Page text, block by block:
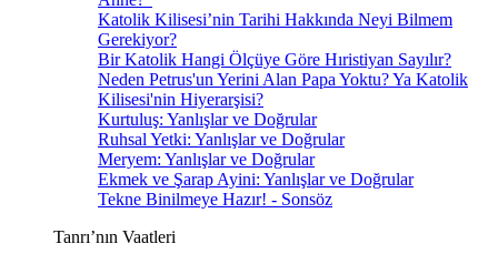
Katolik Kilisesi’nin Tarihi Hakkında Neyi Bilmem
Gerekiyor?
Bir Katolik Hangi Ölçüye Göre Hıristiyan Sayılır?
Neden Petrus'un Yerini Alan Papa Yoktu? Ya Katolik
Kilisesi'nin Hiyerarşisi?
Kurtuluş: Yanlışlar ve Doğrular
Ruhsal Yetki: Yanlışlar ve Doğrular
Meryem: Yanlışlar ve Doğrular
Ekmek ve Şarap Ayini: Yanlışlar ve Doğrular
Tekne Binilmeye Hazır! - Sonsöz
Tanrı’nın Vaatleri